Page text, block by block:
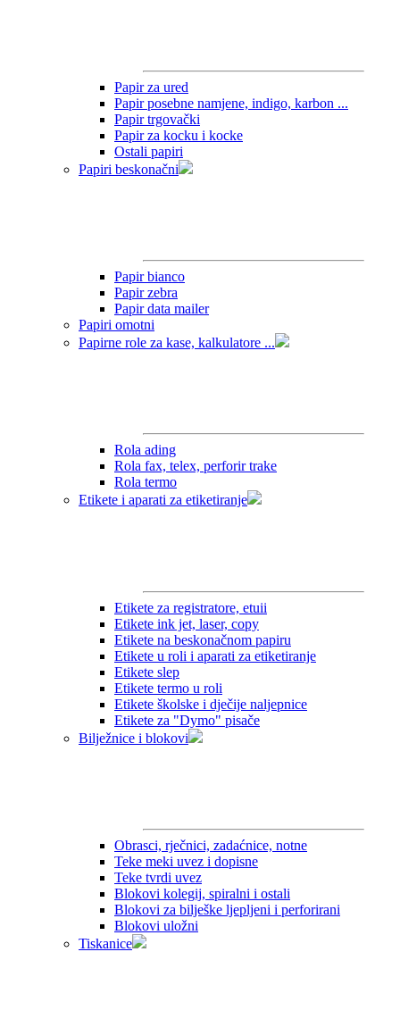
Papir za ured
Papir posebne namjene, indigo, karbon ...
Papir trgovački
Papir za kocku i kocke
Ostali papiri
Papiri beskonačni
Papir bianco
Papir zebra
Papir data mailer
Papiri omotni
Papirne role za kase, kalkulatore ...
Rola ading
Rola fax, telex, perforir trake
Rola termo
Etikete i aparati za etiketiranje
Etikete za registratore, etuii
Etikete ink jet, laser, copy
Etikete na beskonačnom papiru
Etikete u roli i aparati za etiketiranje
Etikete slep
Etikete termo u roli
Etikete školske i dječije naljepnice
Etikete za "Dymo" pisače
Bilježnice i blokovi
Obrasci, rječnici, zadaćnice, notne
Teke meki uvez i dopisne
Teke tvrdi uvez
Blokovi kolegij, spiralni i ostali
Blokovi za bilješke ljepljeni i perforirani
Blokovi uložni
Tiskanice